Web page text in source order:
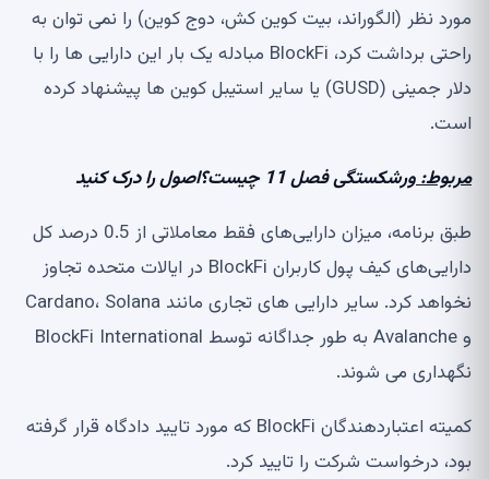
مورد نظر (الگوراند، بیت کوین کش، دوج کوین) را نمی توان به
راحتی برداشت کرد، BlockFi مبادله یک بار این دارایی ها را با
دلار جمینی (GUSD) یا سایر استیبل کوین ها پیشنهاد کرده
است.
مربوط:ورشکستگی فصل 11 چیست؟اصول را درک کنید
طبق برنامه، میزان دارایی‌های فقط معاملاتی از 0.5 درصد کل
دارایی‌های کیف پول کاربران BlockFi در ایالات متحده تجاوز
نخواهد کرد. سایر دارایی های تجاری مانند Cardano، Solana
و Avalanche به طور جداگانه توسط BlockFi International
نگهداری می شوند.
کمیته اعتباردهندگان BlockFi که مورد تایید دادگاه قرار گرفته
بود، درخواست شرکت را تایید کرد.